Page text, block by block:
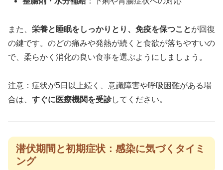
また、 栄養と睡眠をしっかりとり、免疫を保つことが回復
の鍵です。のどの痛みや発熱が続くと食欲が落ちやすいの
で、柔らかく消化の良い食事を選ぶようにしましょう。
注意：症状が5日以上続く、意識障害や呼吸困難がある場
合は、 すぐに医療機関を受診してください。
潜伏期間と初期症状：感染に気づくタイミ
ング